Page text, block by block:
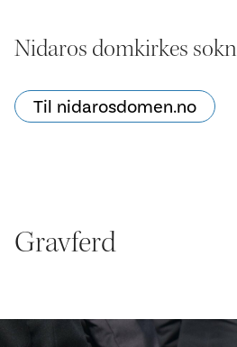
Nidaros domkirkes sokn
Til nidarosdomen.no
Gravferd